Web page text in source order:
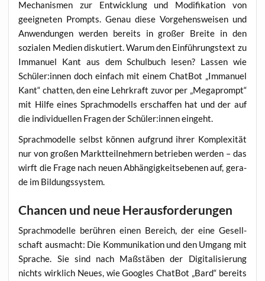
Mecha­nis­men zur Ent­wick­lung und Modi­fi­ka­ti­on von
geeig­ne­ten Prompts. Genau die­se Vor­ge­hens­wei­sen und
Anwen­dun­gen wer­den bereits in gro­ßer Brei­te in den
sozia­len Medi­en dis­ku­tiert. War­um den Ein­füh­rungs­text zu
Imma­nu­el Kant aus dem Schul­buch lesen? Las­sen wie
Schüler:innen doch ein­fach mit einem Chat­Bot „Imma­nu­el
Kant“ chat­ten, den eine Lehr­kraft zuvor per „Mega­prompt“
mit Hil­fe eines Sprach­mo­dells erschaf­fen hat und der auf
die indi­vi­du­el­len Fra­gen der Schüler:innen eingeht.
Sprach­mo­del­le selbst kön­nen auf­grund ihrer Kom­ple­xi­tät
nur von gro­ßen Markt­teil­neh­mern betrie­ben wer­den – das
wirft die Fra­ge nach neu­en Abhän­gig­keits­ebe­nen auf, gera­
de im Bildungssystem.
Chancen und neue Herausforderungen
Sprach­mo­del­le berüh­ren einen Bereich, der eine Gesell­
schaft aus­macht: Die Kom­mu­ni­ka­ti­on und den Umgang mit
Spra­che. Sie sind nach Maß­stä­ben der Digi­ta­li­sie­rung
nichts wirk­lich Neu­es, wie Goo­gles Chat­Bot „Bard“ bereits